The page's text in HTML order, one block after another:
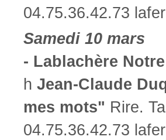
04.75.36.42.73
Samedi 10 mars
- Lablachère
h Jean-Claude
mes mots" Rire.
04.75.36.42.73